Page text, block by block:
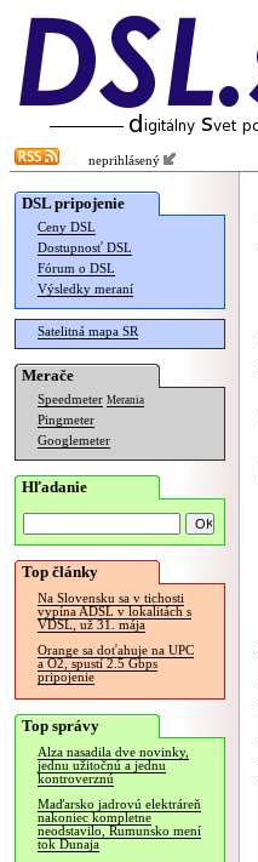
neprihlásený
DSL pripojenie
Ceny DSL
Dostupnosť DSL
Fórum o DSL
Výsledky meraní
Satelitná mapa SR
Merače
Speedmeter Merania
Pingmeter
Googlemeter
Hľadanie
Top články
Na Slovensku sa v tichosti
vypína ADSL v lokalitách s
VDSL, už 31. mája
Orange sa doťahuje na UPC
a O2, spustí 2.5 Gbps
pripojenie
Top správy
Alza nasadila dve novinky,
jednu užitočnú a jednu
kontroverznú
Maďarsko jadrovú elektráreň
nakoniec kompletne
neodstavilo, Rumunsko mení
tok Dunaja